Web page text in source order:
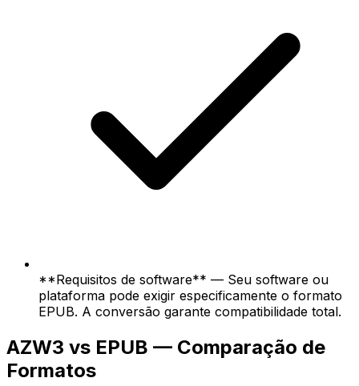
**Requisitos de software** — Seu software ou
plataforma pode exigir especificamente o formato
EPUB. A conversão garante compatibilidade total.
AZW3 vs EPUB — Comparação de
Formatos